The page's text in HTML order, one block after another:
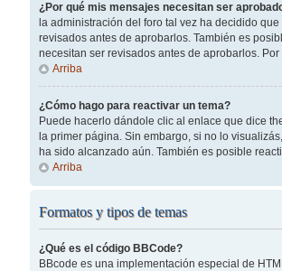
¿Por qué mis mensajes necesitan ser
la administración del foro tal vez ha decidido
revisados antes de aprobarlos. También es
necesitan ser revisados antes de aprobarlos.
Arriba
¿Cómo hago para reactivar un tema?
Puede hacerlo dándole clic al enlace que dice
la primer página. Sin embargo, si no lo
ha sido alcanzado aún. También es posible
Arriba
Formatos y tipos de temas
¿Qué es el código BBCode?
BBcode es una implementación especial de